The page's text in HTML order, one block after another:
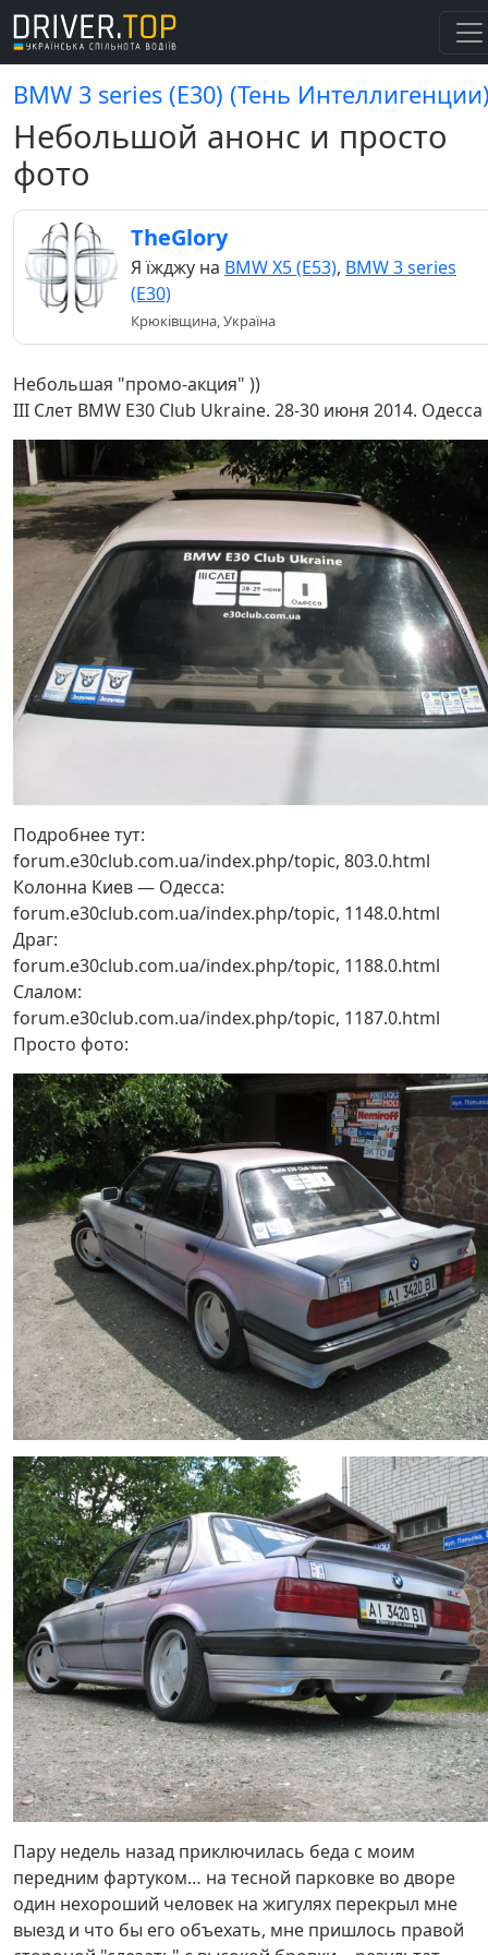
BMW 3 series (E30) (Тень
Небольшой анонс и просто
фото
TheGlory
Я їжджу на BMW X5 (E53), BMW 3 series
(E30)
Крюківщина, Україна
Небольшая "промо-акция" ))
III Слет BMW E30 Club Ukraine. 28-30 июня 2014. Одесса
Подробнее тут:
forum.e30club.com.ua/index.php/topic, 803.0.html
Колонна Киев — Одесса:
forum.e30club.com.ua/index.php/topic, 1148.0.html
Драг:
forum.e30club.com.ua/index.php/topic, 1188.0.html
Слалом:
forum.e30club.com.ua/index.php/topic, 1187.0.html
Просто фото:
Пару недель назад приключилась беда с моим
передним фартуком… на тесной парковке во дворе
один нехороший человек на жигулях перекрыл мне
выезд и что бы его объехать, мне пришлось правой